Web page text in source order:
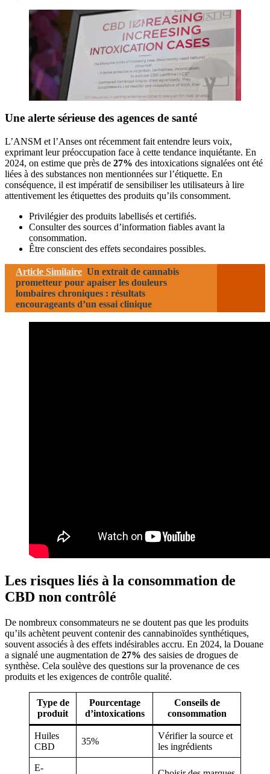
Une alerte sérieuse des agences de santé
L’ANSM et l’Anses ont récemment fait entendre leurs voix,
exprimant leur préoccupation face à cette tendance inquiétante. En
2024, on estime que près de 27% des intoxications signalées ont été
liées à des substances non mentionnées sur l’étiquette. En
conséquence, il est impératif de sensibiliser les utilisateurs à lire
attentivement les étiquettes des produits qu’ils consomment.
Privilégier des produits labellisés et certifiés.
Consulter des sources d’information fiables avant la
consommation.
Être conscient des effets secondaires possibles.
Article Similaire Un extrait de cannabis
prometteur pour apaiser les douleurs
lombaires chroniques : résultats
encourageants d’un essai clinique
Les risques liés à la consommation de
CBD non contrôlé
De nombreux consommateurs ne se doutent pas que les produits
qu’ils achètent peuvent contenir des cannabinoïdes synthétiques,
souvent associés à des effets indésirables accru. En 2024, la Douane
a signalé une augmentation de 27% des saisies de drogues de
synthèse. Cela soulève des questions sur la provenance de ces
produits et les exigences de contrôle qualité.
Type de
produit
Pourcentage
d’intoxications
Conseils de
consommation
Huiles
CBD
35%
Vérifier la source et
les ingrédients
E-